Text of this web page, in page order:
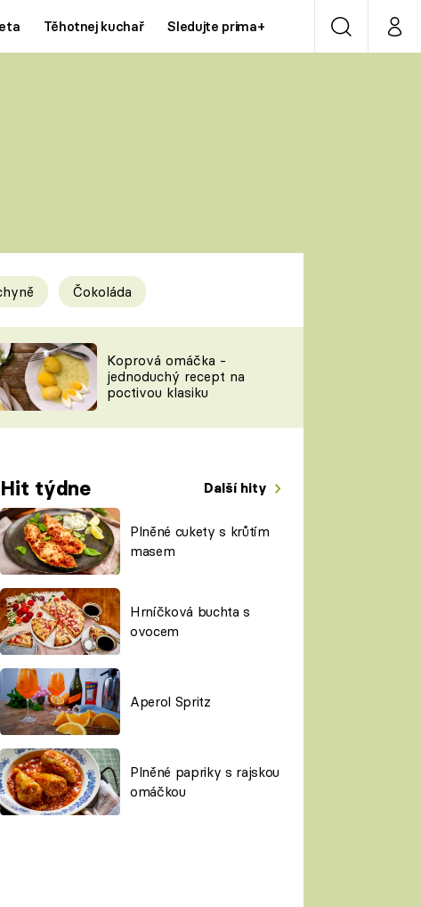
Těhotnej kuchař Sledujte prima+ VyhledáváníMůj
Prima LAJK
Sledujte nás
Čokoláda
Koprová omáčka -
jednoduchý recept na
poctivou klasiku
Hit týdne Další hity
Plněné cukety s krůtím
masem
Hrníčková buchta s
ovocem
Aperol Spritz
Plněné papriky s rajskou
omáčkou